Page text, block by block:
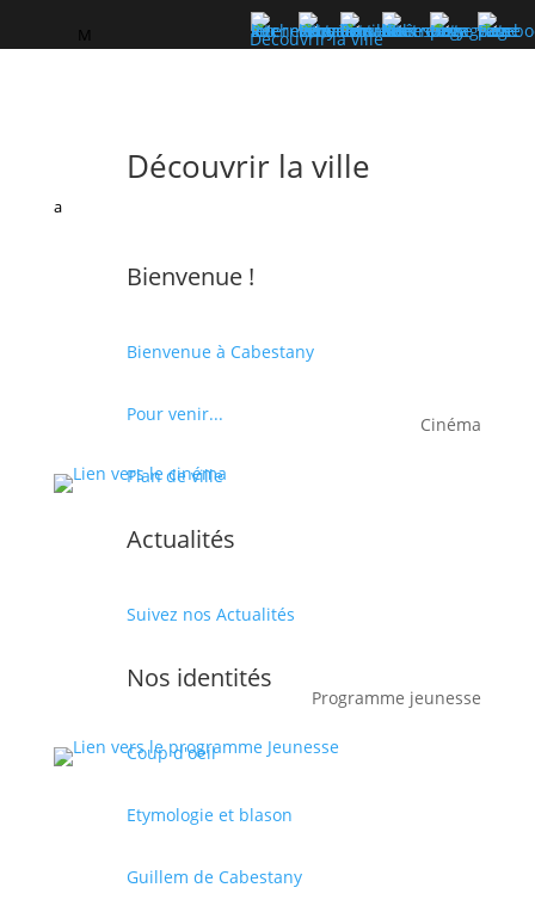
a
M Découvrir la ville
Découvrir la ville
Bienvenue !
Bienvenue à Cabestany
Pour venir...
Plan de ville
Actualités
Suivez nos Actualités
Nos identités
Coup d'oeil
Etymologie et blason
Guillem de Cabestany
Cinéma
Programme jeunesse